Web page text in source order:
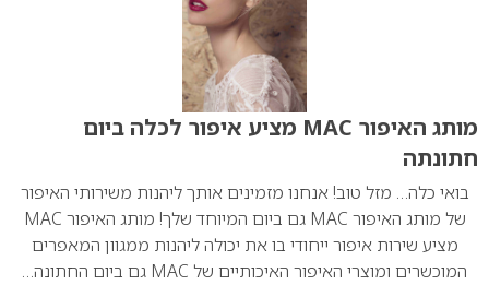
מותג האיפור MAC מציע איפור לכלה ביום
חתונתה
בואי כלה… מזל טוב! אנחנו מזמינים אותך ליהנות משירותי האיפור
של מותג האיפור MAC גם ביום המיוחד שלך! מותג האיפור MAC
מציע שירות איפור ייחודי בו את יכולה ליהנות ממגוון המאפרים
המוכשרים ומוצרי האיפור האיכותיים של MAC גם ביום החתונה…